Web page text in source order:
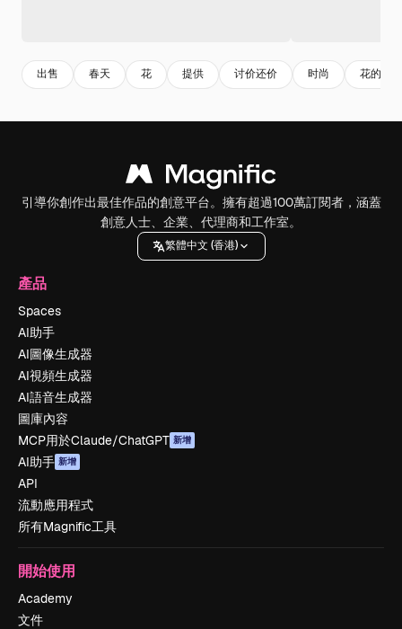
出售 春天 花 提供 讨价还价 时尚 花的
引導你創作出最佳作品的創意平台。擁有超過100萬訂閱者，涵蓋
創意人士、企業、代理商和工作室。
繁體中文 (香港)
產品
Spaces
AI助手
AI圖像生成器
AI視頻生成器
AI語音生成器
圖庫內容
MCP用於Claude/ChatGPT 新增
AI助手 新增
API
流動應用程式
所有Magnific工具
開始使用
Academy
文件